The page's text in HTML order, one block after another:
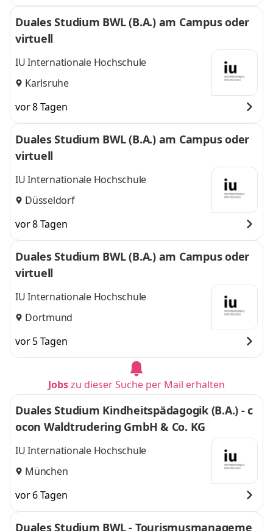
Duales Studium BWL (B.A.) am Campus oder
virtuell
IU Internationale Hochschule
Karlsruhe
vor 8 Tagen
Duales Studium BWL (B.A.) am Campus oder
virtuell
IU Internationale Hochschule
Düsseldorf
vor 8 Tagen
Duales Studium BWL (B.A.) am Campus oder
virtuell
IU Internationale Hochschule
Dortmund
vor 5 Tagen
Jobszu dieser Suche per Mail erhalten
Duales Studium Kindheitspädagogik (B.A.) - c
ocon Waldtrudering GmbH & Co. KG
IU Internationale Hochschule
München
vor 6 Tagen
Duales Studium BWL - Tourismusmanageme